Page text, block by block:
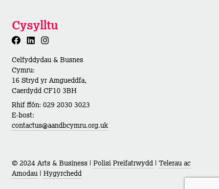
Cysylltu
Celfyddydau & Busnes
Cymru:
16 Stryd yr Amgueddfa,
Caerdydd CF10 3BH
Rhif ffôn: 029 2030 3023
E-bost:
contactus@aandbcymru.org.uk
© 2024 Arts & Business | Polisi Preifatrwydd | Telerau ac
Amodau | Hygyrchedd